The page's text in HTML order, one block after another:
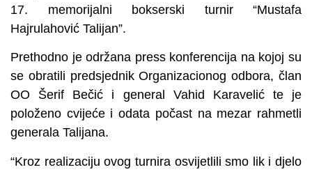
17. memorijalni bokserski turnir “Mustafa
Hajrulahović Talijan”.
Prethodno je održana press konferencija na kojoj su
se obratili predsjednik Organizacionog odbora, član
OO Šerif Bečić i general Vahid Karavelić te je
položeno cvijeće i odata počast na mezar rahmetli
generala Talijana.
“Kroz realizaciju ovog turnira osvijetlili smo lik i djelo